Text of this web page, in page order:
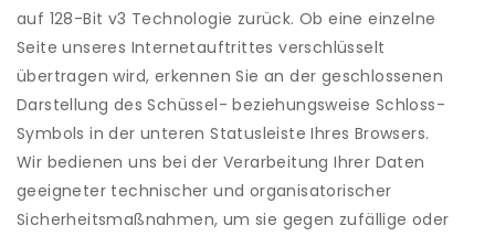
auf 128-Bit v3 Technologie zurück. Ob eine einzelne
Seite unseres Internetauftrittes verschlüsselt
übertragen wird, erkennen Sie an der geschlossenen
Darstellung des Schüssel- beziehungsweise Schloss-
Symbols in der unteren Statusleiste Ihres Browsers.
Wir bedienen uns bei der Verarbeitung Ihrer Daten
geeigneter technischer und organisatorischer
Sicherheitsmaßnahmen, um sie gegen zufällige oder